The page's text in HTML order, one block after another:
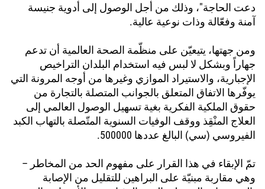
دعت الحاجة"، وذلك من أجل الوصول إلى أدوية جنيسة
آمنة وفعّالة وذات نوعية عالية.
ومن جهتها، يتيعيّن على منظّمة الصحة العالمية أن تدعم
جهاراً وبشكل لا لبس فيه استخدام البلدان التراخيص
الإجبارية، والاستيراد الموازي وغيرها من أوجه المرونة التي
يوفّرها الاتفاق المتعلق بالجوانب المتصلة بالتجارة من
حقوق الملكية الفكرية بغية تسهيل الوصول العالمي إلى
العلاج المنْقِذ ووقف الوفيات السنوية المتّصلة بالتهاب الكبد
الفيروسي (سي) البالغ عددها 500000.
تمّ الإبقاء في هذا القرار على مفهوم الحد من المخاطر –
وهي مقاربة مبنيّة على البراهين للتقليل من الإصابة